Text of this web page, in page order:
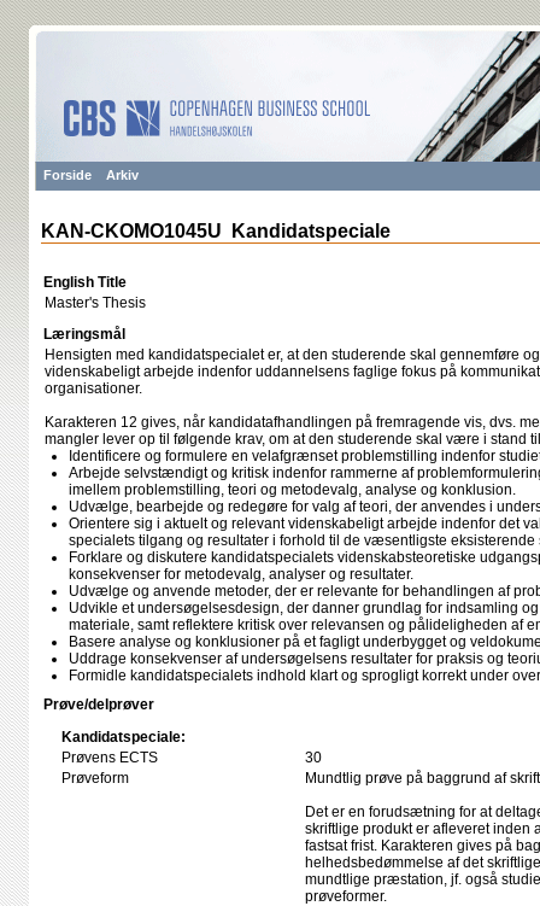
Forside Arkiv
KAN-CKOMO1045U Kandidatspeciale
English Title
Master's Thesis
Læringsmål
Hensigten med kandidatspecialet er, at den studerende skal gennemføre
videnskabeligt arbejde indenfor uddannelsens faglige fokus på
organisationer.
Karakteren 12 gives, når kandidatafhandlingen på fremragende vis, dvs.
mangler lever op til følgende krav, om at den studerende skal være i stand
Identificere og formulere en velafgrænset problemstilling indenfor
Arbejde selvstændigt og kritisk indenfor rammerne af
imellem problemstilling, teori og metodevalg, analyse og konklusion.
Udvælge, bearbejde og redegøre for valg af teori, der anvendes i
Orientere sig i aktuelt og relevant videnskabeligt arbejde indenfor det
specialets tilgang og resultater i forhold til de væsentligste eksisterende
Forklare og diskutere kandidatspecialets videnskabsteoretiske
konsekvenser for metodevalg, analyser og resultater.
Udvælge og anvende metoder, der er relevante for behandlingen af
Udvikle et undersøgelsesdesign, der danner grundlag for indsamling
materiale, samt reflektere kritisk over relevansen og pålideligheden af
Basere analyse og konklusioner på et fagligt underbygget og
Uddrage konsekvenser af undersøgelsens resultater for praksis og
Formidle kandidatspecialets indhold klart og sprogligt korrekt under
Prøve/delprøver
Kandidatspeciale:
Prøvens ECTS
30
Prøveform
Mundtlig prøve på baggrund af
Det er en forudsætning for at
skriftlige produkt er afleveret inden
fastsat frist. Karakteren gives på
helhedsbedømmelse af det
mundtlige præstation, jf. også
prøveformer.